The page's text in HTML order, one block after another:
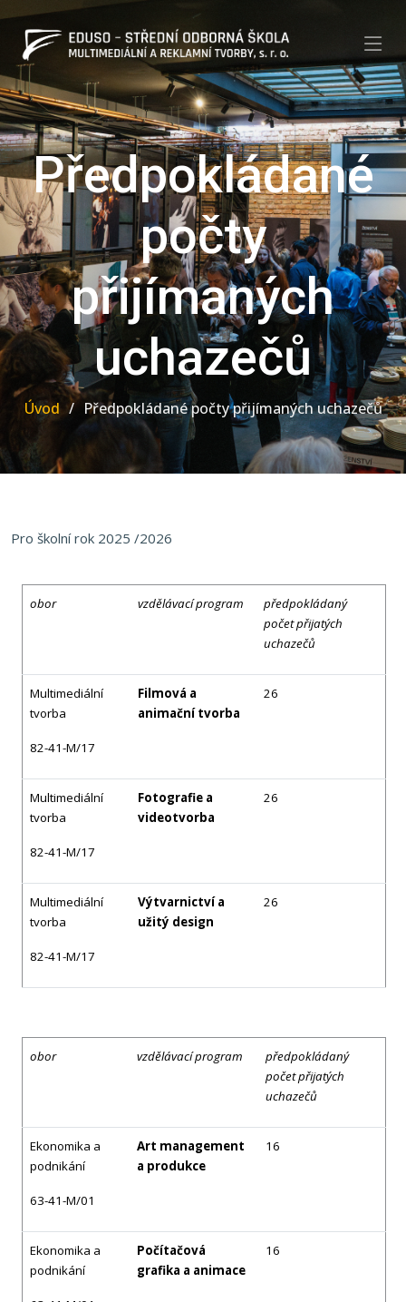
Předpokládané
počty
přijímaných
uchazečů
Úvod Předpokládané počty přijímaných uchazečů
Pro školní rok 2025 /2026
obor vzdělávací program
předpokládaný
počet přijatých
uchazečů
Multimediální
tvorba
82-41-M/17
Filmová a
animační tvorba
26
Multimediální
tvorba
82-41-M/17
Fotografie a
videotvorba
26
Multimediální
tvorba
82-41-M/17
Výtvarnictví a
užitý design
26
obor vzdělávací program
předpokládaný
počet přijatých
uchazečů
Ekonomika a
podnikání
63-41-M/01
Art management
a produkce
16
Ekonomika a
podnikání
Počítačová
grafika a animace
16